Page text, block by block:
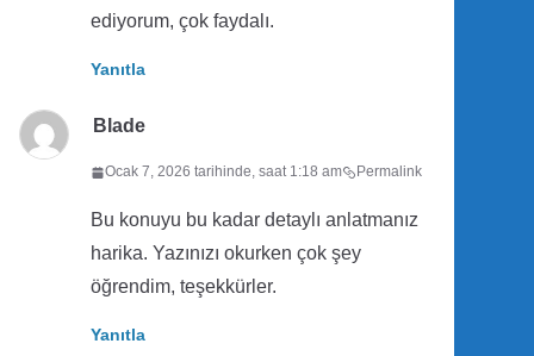
ediyorum, çok faydalı.
Yanıtla
Blade
Ocak 7, 2026 tarihinde, saat 1:18 am Permalink
Bu konuyu bu kadar detaylı anlatmanız
harika. Yazınızı okurken çok şey
öğrendim, teşekkürler.
Yanıtla